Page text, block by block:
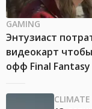
GAMING
Энтузиаст
видеокарт
офф Final Fantasy
CLIMATE